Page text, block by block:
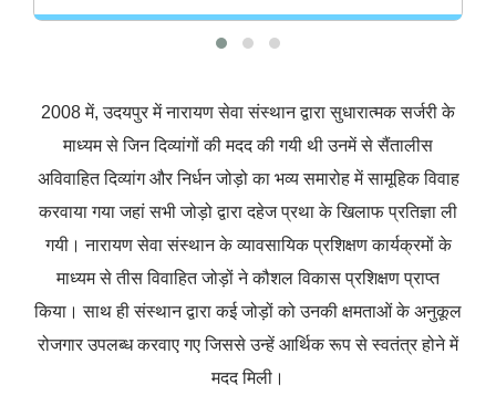
2008 में, उदयपुर में नारायण सेवा संस्थान द्वारा सुधारात्मक सर्जरी के
माध्यम से जिन दिव्यांगों की मदद की गयी थी उनमें से सैंतालीस
अविवाहित दिव्यांग और निर्धन जोड़ो का भव्य समारोह में सामूहिक विवाह
करवाया गया जहां सभी जोड़ो द्वारा दहेज प्रथा के खिलाफ प्रतिज्ञा ली
गयी। नारायण सेवा संस्थान के व्यावसायिक प्रशिक्षण कार्यक्रमों के
माध्यम से तीस विवाहित जोड़ों ने कौशल विकास प्रशिक्षण प्राप्त
किया। साथ ही संस्थान द्वारा कई जोड़ों को उनकी क्षमताओं के अनुकूल
रोजगार उपलब्ध करवाए गए जिससे उन्हें आर्थिक रूप से स्वतंत्र होने में
मदद मिली।